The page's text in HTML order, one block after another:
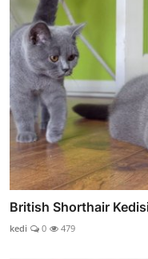
British Shorthair
kedi 0 479